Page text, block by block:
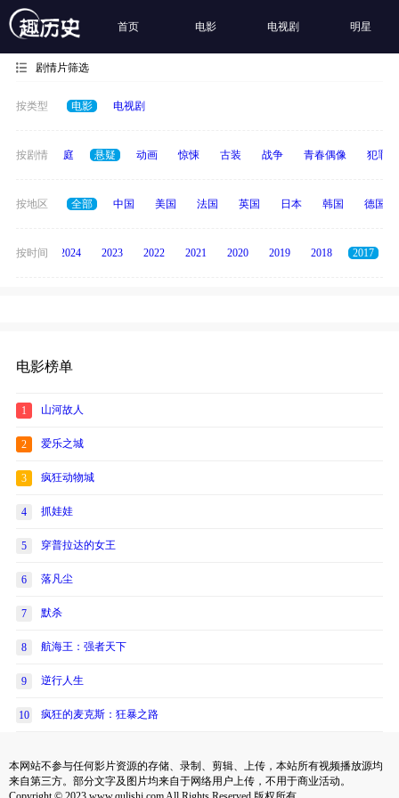
首页 电影 电视剧 明星
剧情片筛选
按类型 电影 电视剧
按剧情
科幻 家庭 悬疑 动画 惊悚 古装 战争 青春偶像 犯罪
按地区 全部 中国 美国 法国 英国 日本 韩国 德国
按时间
2025 2024 2023 2022 2021 2020 2019 2018 2017
电影榜单
1 山河故人
2 爱乐之城
3 疯狂动物城
4 抓娃娃
5 穿普拉达的女王
6 落凡尘
7 默杀
8 航海王：强者天下
9 逆行人生
10 疯狂的麦克斯：狂暴之路
本网站不参与任何影片资源的存储、录制、剪辑、上传，本站所有视频播放源均
来自第三方。部分文字及图片均来自于网络用户上传，不用于商业活动。